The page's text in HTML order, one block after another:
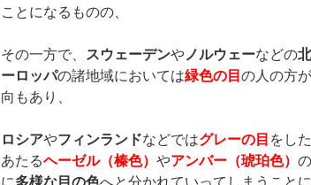
ことになるものの、
その一方で、 スウェーデンや ノルウェーなどの
ーロッパの諸地域においては緑色の目 の人の方
向もあり、
ロシアやフィンランドなどではグレーの目 をし
あたるヘーゼル（榛色） やアンバー（琥珀色）
に多様な目の色へと分かれていってしまうこと